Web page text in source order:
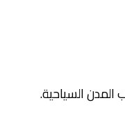
السياحية.